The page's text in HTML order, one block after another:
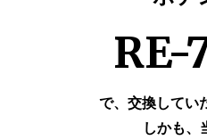
RE-
で、交換してい
しかも、